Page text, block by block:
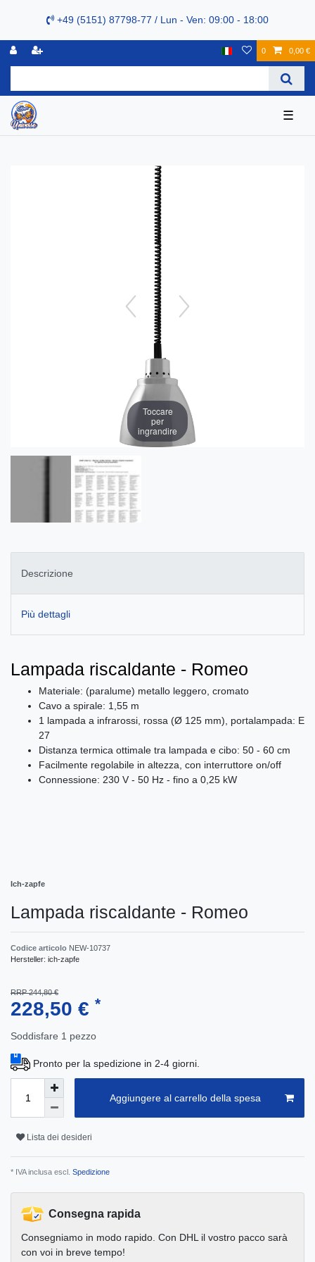
+49 (5151) 87798-77 / Lun - Ven: 09:00 - 18:00
0 0,00 €
☰
Toccare
per
ingrandire
Descrizione
Più dettagli
Lampada riscaldante - Romeo
Materiale: (paralume) metallo leggero, cromato
Cavo a spirale: 1,55 m
1 lampada a infrarossi, rossa (Ø 125 mm), portalampada: E
27
Distanza termica ottimale tra lampada e cibo: 50 - 60 cm
Facilmente regolabile in altezza, con interruttore on/off
Connessione: 230 V - 50 Hz - fino a 0,25 kW
Ich-zapfe
Lampada riscaldante - Romeo
Codice articolo NEW-10737
Hersteller: ich-zapfe
RRP 244,80 €
228,50 € *
Soddisfare 1 pezzo
Pronto per la spedizione in 2-4 giorni.
Aggiungere al carrello della spesa
Lista dei desideri
* IVA inclusa escl. Spedizione
Consegna rapida
Consegniamo in modo rapido. Con DHL il vostro pacco sarà
con voi in breve tempo!